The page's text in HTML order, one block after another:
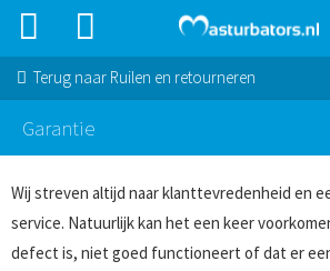
Terug naar Ruilen en retourneren
Garantie
Wij streven altijd naar klanttevredenheid en
service. Natuurlijk kan het een keer
defect is, niet goed functioneert of dat er